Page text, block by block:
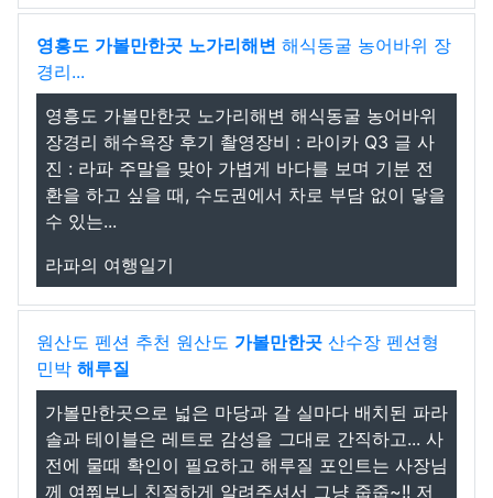
영흥도 가볼만한곳 노가리해변 해식동굴 농어바위 장
경리...
영흥도 가볼만한곳 노가리해변 해식동굴 농어바위
장경리 해수욕장 후기 촬영장비 : 라이카 Q3 글 사
진 : 라파 주말을 맞아 가볍게 바다를 보며 기분 전
환을 하고 싶을 때, 수도권에서 차로 부담 없이 닿을
수 있는...
라파의 여행일기
원산도 펜션 추천 원산도 가볼만한곳 산수장 펜션형
민박 해루질
가볼만한곳으로 넓은 마당과 갈 실마다 배치된 파라
솔과 테이블은 레트로 감성을 그대로 간직하고... 사
전에 물때 확인이 필요하고 해루질 포인트는 사장님
께 여쭤보니 친절하게 알려주셔서 그냥 줍줍~!! 저